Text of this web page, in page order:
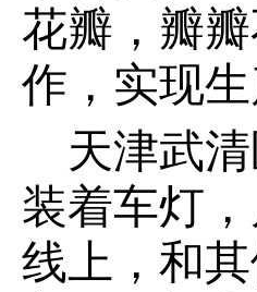
花瓣，瓣
作，实现
天津武
装着车灯
线上，和